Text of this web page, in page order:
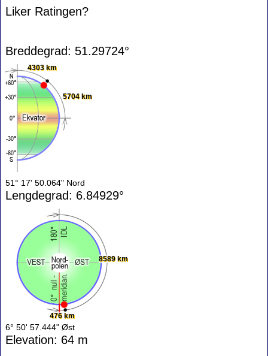
Liker Ratingen?
Breddegrad: 51.29724°
4303 km
5704 km
51° 17' 50.064" Nord
Lengdegrad: 6.84929°
476 km
8589 km
6° 50' 57.444" Øst
Elevation: 64 m